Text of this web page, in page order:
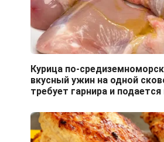
Курица по-
вкусный ужин на одной
требует гарнира и